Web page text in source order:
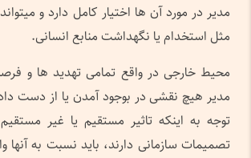
مدیر در مورد آن ها اختیار کامل دارد و
مثل استخدام یا نگهداشت منابع انسانی.
محیط خارجی در واقع تمامی تهدید ها و
مدیر هیچ نقشی در بوجود آمدن یا از دست دادن
توجه به اینکه تاثیر مستقیم یا غیر
تصمیمات سازمانی دارند، باید نسبت به